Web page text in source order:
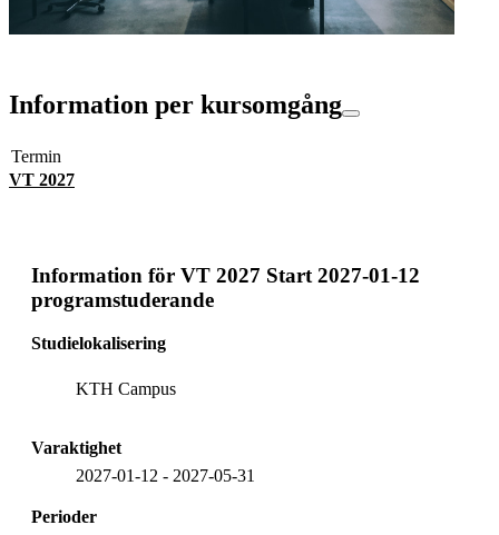
Information per kursomgång
Termin
VT 2027
Information för VT 2027 Start 2027-01-12
programstuderande
Studielokalisering
KTH Campus
Varaktighet
2027-01-12 - 2027-05-31
Perioder